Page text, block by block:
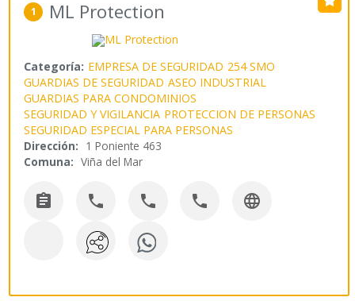
1 ML Protection
Categoría: EMPRESA DE SEGURIDAD 254 SMO
GUARDIAS DE SEGURIDAD ASEO INDUSTRIAL
GUARDIAS PARA CONDOMINIOS
SEGURIDAD Y VIGILANCIA PROTECCION DE PERSONAS
SEGURIDAD ESPECIAL PARA PERSONAS
Dirección: 1 Poniente 463
Comuna: Viña del Mar
    